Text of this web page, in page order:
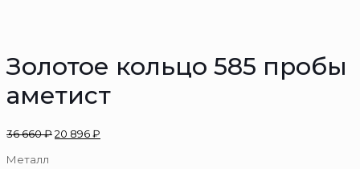
Золотое кольцо 585 пробы
аметист
36 660₽20 896₽
Металл